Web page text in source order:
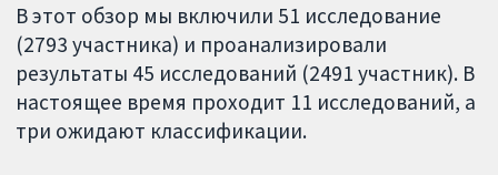
В этот обзор мы включили 51 исследование
(2793 участника) и проанализировали
результаты 45 исследований (2491 участник). В
настоящее время проходит 11 исследований, а
три ожидают классификации.